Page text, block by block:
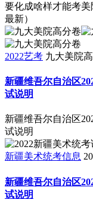
要化成啥样才能考
最新）
2022艺考 九大美院
新疆维吾尔自治区
试说明
新疆维吾尔自治区
试说明
新疆美术统考信息
新疆维吾尔自治区
试说明